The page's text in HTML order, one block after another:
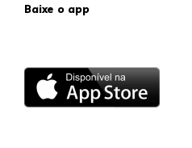
Baixe o app